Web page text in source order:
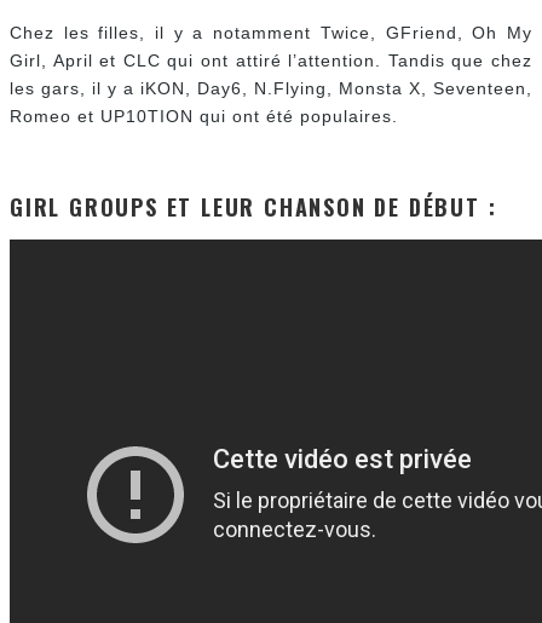
Chez les filles, il y a notamment Twice, GFriend, Oh My
Girl, April et CLC qui ont attiré l’attention. Tandis que chez
les gars, il y a iKON, Day6, N.Flying, Monsta X, Seventeen,
Romeo et UP10TION qui ont été populaires.
GIRL GROUPS ET LEUR CHANSON DE DÉBUT :